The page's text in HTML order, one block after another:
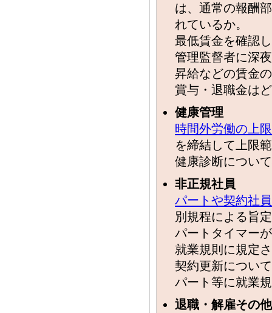
は、通常の報酬
れているか。
最低賃金を確認
管理監督者に深
昇給などの賃金
賞与・退職金は
健康管理
時間外労働の上限
を締結して上限
健康診断につい
非正規社員
パートや契約社員
別規程による旨
パートタイマー
就業規則に規定
契約更新につい
パート等に就業
退職・解雇その